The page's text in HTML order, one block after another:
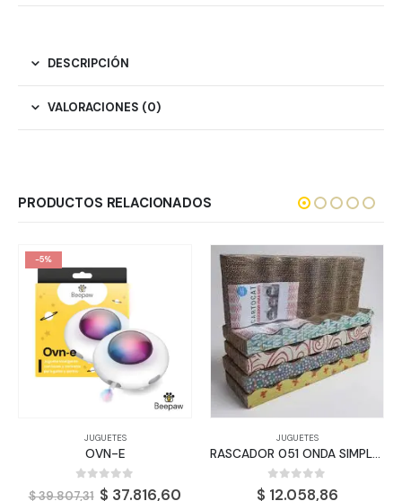
DESCRIPCIÓN
VALORACIONES (0)
PRODUCTOS RELACIONADOS
-5%
JUGUETES
OVN-E
out of 5
$39.807,31 El
$ 37.816,60
JUGUETES
RASCADOR 051 ONDA SIMPLE 20X48X3 CM
0 out of 5
$ 12.058,86